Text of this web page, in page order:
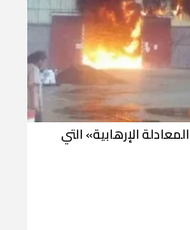
الإرهابية» التي